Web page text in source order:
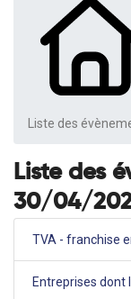
Liste des
Liste des
30/04/
TVA - franchise
Entreprises dont